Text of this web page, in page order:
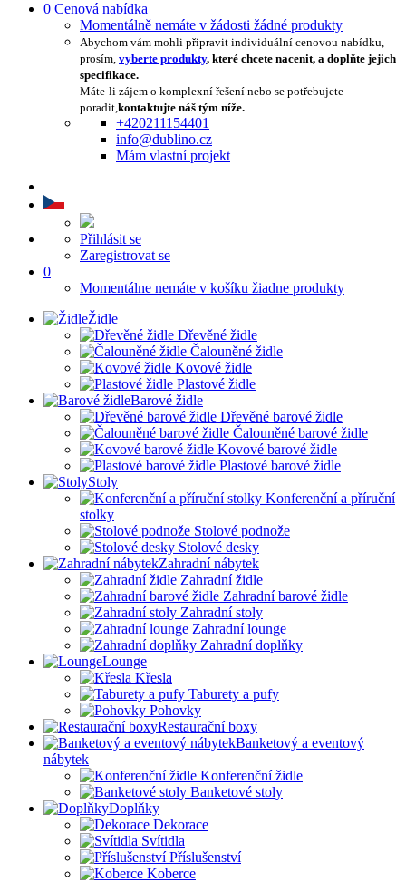
0 Cenová nabídka
Momentálně nemáte v žádosti žádné produkty
Abychom vám mohli připravit individuální cenovou nabídku,
prosím, vyberte produkty, které chcete nacenit, a doplňte jejich
specifikace.
Máte-li zájem o komplexní řešení nebo se potřebujete
poradit,kontaktujte náš tým níže.
+420211154401
info@dublino.cz
Mám vlastní projekt
Přihlásit se
Zaregistrovat se
0
Momentálne nemáte v košíku žiadne produkty
Židle
Dřevěné židle
Čalouněné židle
Kovové židle
Plastové židle
Barové židle
Dřevěné barové židle
Čalouněné barové židle
Kovové barové židle
Plastové barové židle
Stoly
Konferenční a příruční
stolky
Stolové podnože
Stolové desky
Zahradní nábytek
Zahradní židle
Zahradní barové židle
Zahradní stoly
Zahradní lounge
Zahradní doplňky
Lounge
Křesla
Taburety a pufy
Pohovky
Restaurační boxy
Banketový a eventový
nábytek
Konferenční židle
Banketové stoly
Doplňky
Dekorace
Svítidla
Příslušenství
Koberce